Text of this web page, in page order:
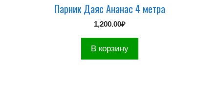
Парник Даяс Ананас 4 метра
1,200.00₽
В корзину